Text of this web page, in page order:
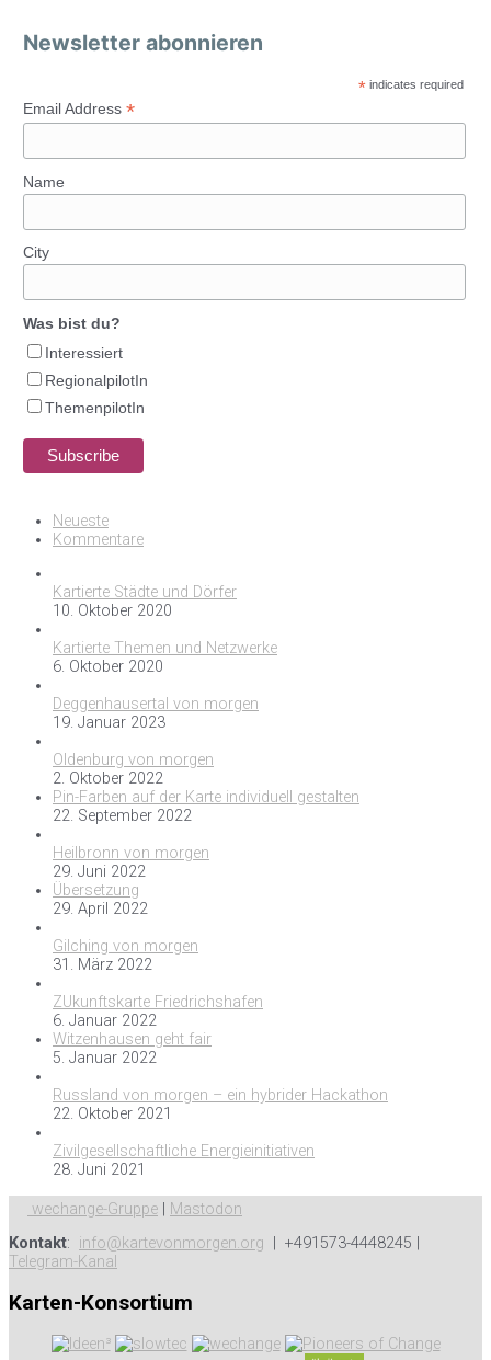
Newsletter abonnieren
* indicates required
Email Address *
Name
City
Was bist du?
Interessiert
RegionalpilotIn
ThemenpilotIn
Neueste
Kommentare
Kartierte Städte und Dörfer
10. Oktober 2020
Kartierte Themen und Netzwerke
6. Oktober 2020
Deggenhausertal von morgen
19. Januar 2023
Oldenburg von morgen
2. Oktober 2022
Pin-Farben auf der Karte individuell gestalten
22. September 2022
Heilbronn von morgen
29. Juni 2022
Übersetzung
29. April 2022
Gilching von morgen
31. März 2022
ZUkunftskarte Friedrichshafen
6. Januar 2022
Witzenhausen geht fair
5. Januar 2022
Russland von morgen – ein hybrider Hackathon
22. Oktober 2021
Zivilgesellschaftliche Energieinitiativen
28. Juni 2021
wechange-Gruppe
Mastodon
Kontakt: info@kartevonmorgen.org | +491573-4448245 |
Telegram-Kanal
Karten-Konsortium